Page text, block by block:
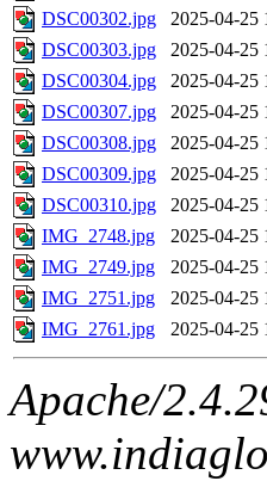
DSC00302.jpg
2025-04-25
DSC00303.jpg
2025-04-25
DSC00304.jpg
2025-04-25
DSC00307.jpg
2025-04-25
DSC00308.jpg
2025-04-25
DSC00309.jpg
2025-04-25
DSC00310.jpg
2025-04-25
IMG_2748.jpg
2025-04-25
IMG_2749.jpg
2025-04-25
IMG_2751.jpg
2025-04-25
IMG_2761.jpg
2025-04-25
Apache/